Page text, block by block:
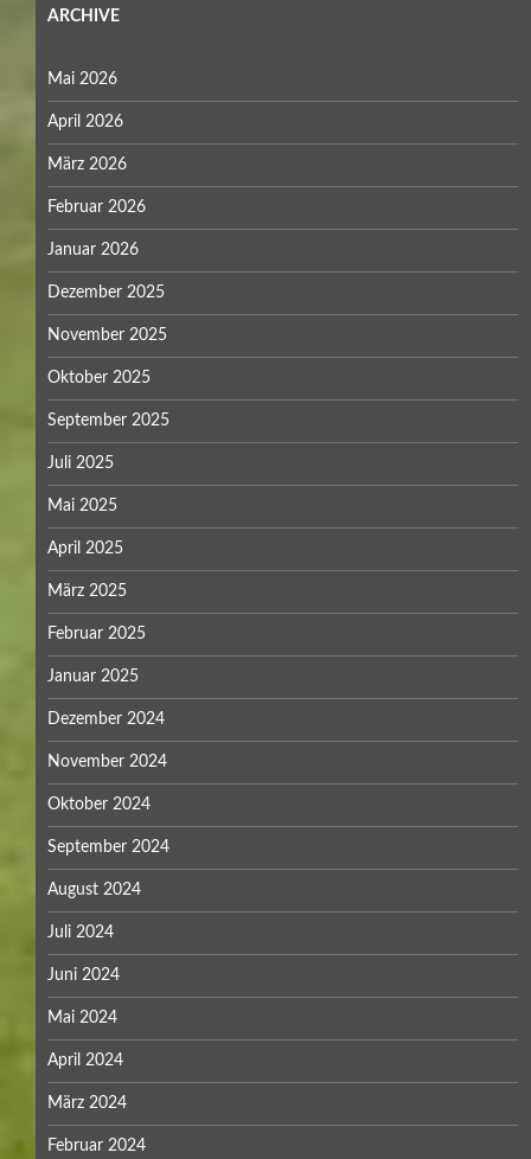
ARCHIVE
Mai 2026
April 2026
März 2026
Februar 2026
Januar 2026
Dezember 2025
November 2025
Oktober 2025
September 2025
Juli 2025
Mai 2025
April 2025
März 2025
Februar 2025
Januar 2025
Dezember 2024
November 2024
Oktober 2024
September 2024
August 2024
Juli 2024
Juni 2024
Mai 2024
April 2024
März 2024
Februar 2024